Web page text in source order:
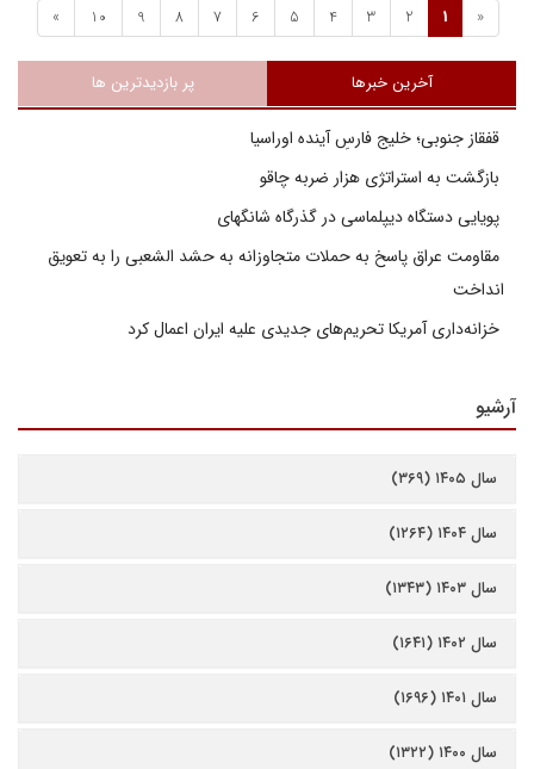
«
1
2
3
4
5
6
7
8
9
10
»
آخرین خبرها پر بازدیدترین ها
قفقاز جنوبی؛ خلیج فارسِ آینده اوراسیا
بازگشت به استراتژی هزار ضربه چاقو
پویایی دستگاه دیپلماسی در گذرگاه شانگهای
مقاومت عراق پاسخ به حملات متجاوزانه به حشد الشعبی را به تعویق
انداخت
خزانه‌داری آمریکا تحریم‌های جدیدی علیه ایران اعمال کرد
آرشیو
سال ۱۴۰۵ (۳۶۹)
سال ۱۴۰۴ (۱۲۶۴)
سال ۱۴۰۳ (۱۳۴۳)
سال ۱۴۰۲ (۱۶۴۱)
سال ۱۴۰۱ (۱۶۹۶)
سال ۱۴۰۰ (۱۳۲۲)